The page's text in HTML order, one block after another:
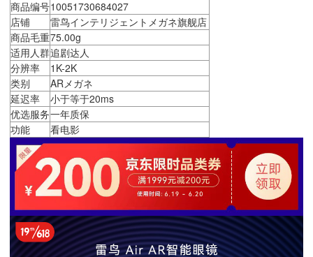
商品编号10051730684027
店铺
雷鸟インテリジェントメガネ旗舰店
商品毛重75.00g
适用人群追剧达人
分辨率
1K-2K
类别
ARメガネ
延迟率
小于等于20ms
优选服务一年质保
功能
看电影